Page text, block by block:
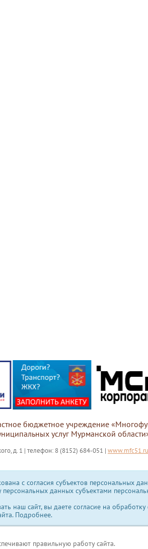
бюджетное учреждение
услуг Мурманской
д. 1 | телефон: 8 (8152) 684-051 | www.mfc51.ru
с согласия субъектов персональных
персональных данных субъектами
наш сайт, вы даете согласие на
Подробнее.
правильную работу сайта.